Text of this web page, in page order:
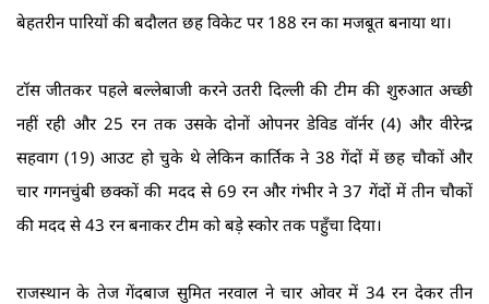
बेहतरीन पारियों की बदौलत छह विकेट पर 188 रन का मजबूत बनाया था।
टॉस जीतकर पहले बल्लेबाजी करने उतरी दिल्ली की टीम की शुरुआत अच्छी
नहीं रही और 25 रन तक उसके दोनों ओपनर डेविड वॉर्नर (4) और वीरेन्द्र
सहवाग (19) आउट हो चुके थे लेकिन कार्तिक ने 38 गेंदों में छह चौकों और
चार गगनचुंबी छक्कों की मदद से 69 रन और गंभीर ने 37 गेंदों में तीन चौकों
की मदद से 43 रन बनाकर टीम को बड़े स्कोर तक पहुँचा दिया।
राजस्थान के तेज गेंदबाज सुमित नरवाल ने चार ओवर में 34 रन देकर तीन